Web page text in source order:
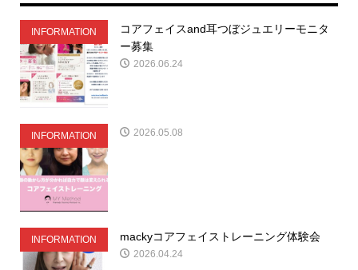
INFORMATION
コアフェイスand耳つぼジュエリーモニタ
ー募集
2026.06.24
INFORMATION 2026.05.08
INFORMATION mackyコアフェイストレーニング体験会
2026.04.24